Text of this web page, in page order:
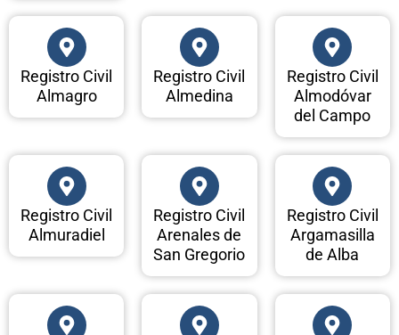
Registro Civil
Almagro
Registro Civil
Almedina
Registro Civil
Almodóvar
del Campo
Registro Civil
Almuradiel
Registro Civil
Arenales de
San Gregorio
Registro Civil
Argamasilla
de Alba